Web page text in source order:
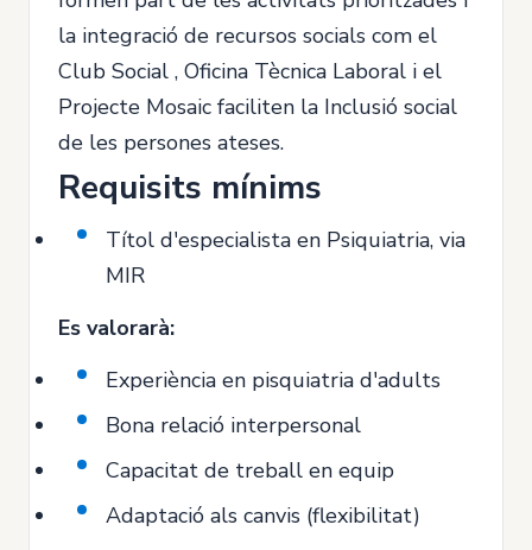
la integració de recursos socials com el
Club Social , Oficina Tècnica Laboral i el
Projecte Mosaic faciliten la Inclusió social
de les persones ateses.
Requisits mínims
Títol d'especialista en Psiquiatria, via
MIR
Es valorarà:
Experiència en pisquiatria d'adults
Bona relació interpersonal
Capacitat de treball en equip
Adaptació als canvis (flexibilitat)